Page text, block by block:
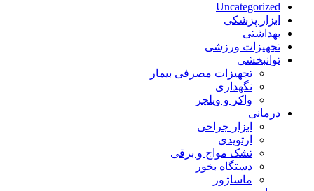
Uncategorized
ابزار پزشکی
بهداشتی
تجهیزات ورزشی
توانبخشی
تجهیزات مصرفی بیمار
نگهداری
واکر و ویلچر
درمانی
ابزار جراحی
ارتوپدی
تشک مواج و برقی
دستگاه بخور
ماساژور